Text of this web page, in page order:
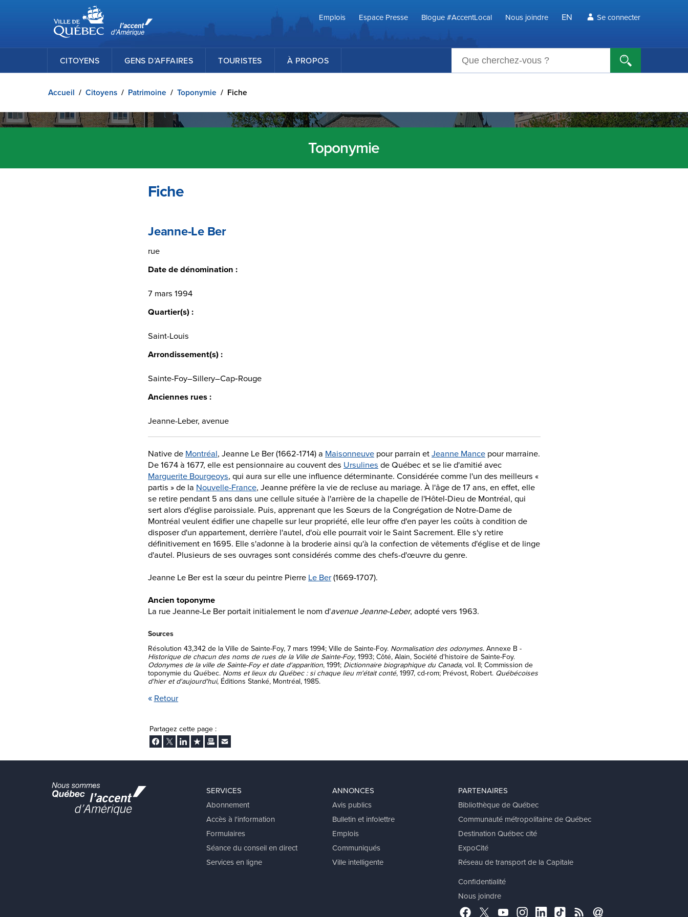
Passer au contenu principal
Ville de Québec
Emplois
Espace Presse Blogue #AccentLocal Nous joindre EN Se connecter
CITOYENS GENS D’AFFAIRES TOURISTES À PROPOS
Accueil / Citoyens / Patrimoine / Toponymie / Fiche
Toponymie
Fiche
Retour
Partagez cette page :
Facebook
TwitterLinkedInAjouter aux favoris
ImprimerEnvoyer Ã un ami
SERVICES
Abonnement
Accès à l'information
Formulaires
Séance du conseil en direct
Services en ligne
ANNONCES
Avis publics
Bulletin et infolettre
Emplois
Communiqués
Ville intelligente
PARTENAIRES
Bibliothèque de Québec
Communauté métropolitaine de Québec
Destination Québec cité
ExpoCité
Réseau de transport de la Capitale
Confidentialité
Nous joindre
FacebookTwitterYouTubeInstagramLinkedInTikTokRSS Abonnement